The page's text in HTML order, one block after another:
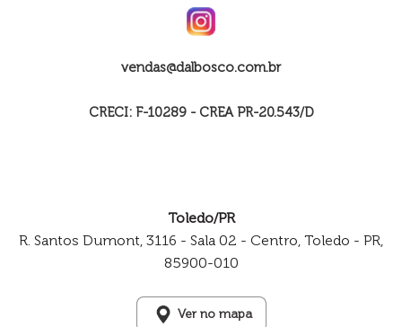
vendas@dalbosco.com.br
CRECI: F-10289 - CREA PR-20.543/D
Toledo/PR
R. Santos Dumont, 3116 - Sala 02 - Centro, Toledo - PR,
85900-010
Ver no mapa